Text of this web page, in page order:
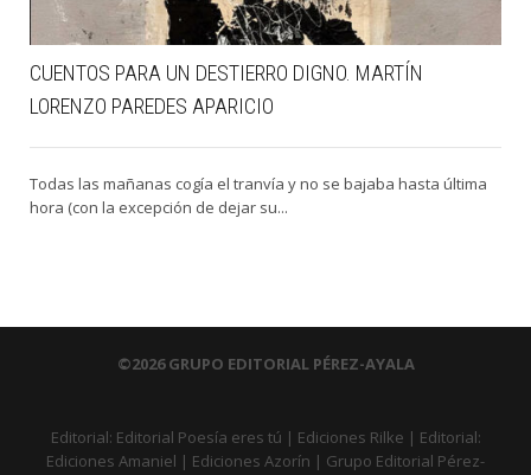
CUENTOS PARA UN DESTIERRO DIGNO. MARTÍN
LORENZO PAREDES APARICIO
Todas las mañanas cogía el tranvía y no se bajaba hasta última
hora (con la excepción de dejar su...
©2026 GRUPO EDITORIAL PÉREZ-AYALA
Editorial: Editorial Poesía eres tú | Ediciones Rilke | Editorial:
Ediciones Amaniel | Ediciones Azorín | Grupo Editorial Pérez-